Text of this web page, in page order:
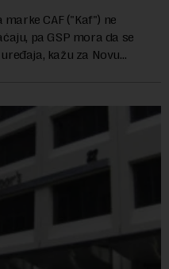
CAF ("Kaf") ne
pa GSP mora da se
kažu za Novu